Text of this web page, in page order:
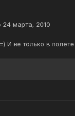
24 марта, 2010
И не только в полете